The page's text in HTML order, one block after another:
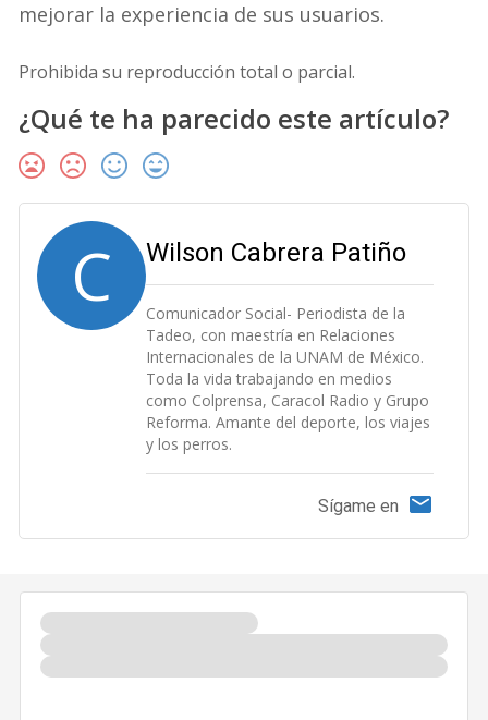
mejorar la experiencia de sus usuarios.
Prohibida su reproducción total o parcial.
¿Qué te ha parecido este artículo?
C Wilson Cabrera Patiño
Comunicador Social- Periodista de la
Tadeo, con maestría en Relaciones
Internacionales de la UNAM de México.
Toda la vida trabajando en medios
como Colprensa, Caracol Radio y Grupo
Reforma. Amante del deporte, los viajes
y los perros.
Sígame en